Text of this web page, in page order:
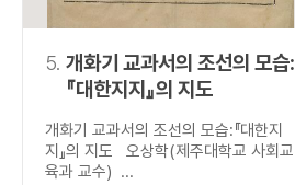
5. 개화기 교과서의 조선의 모습:
『대한지지』의 지도
개화기 교과서의 조선의 모습:『대한지
지』의 지도 오상학(제주대학교 사회교
육과 교수) ...